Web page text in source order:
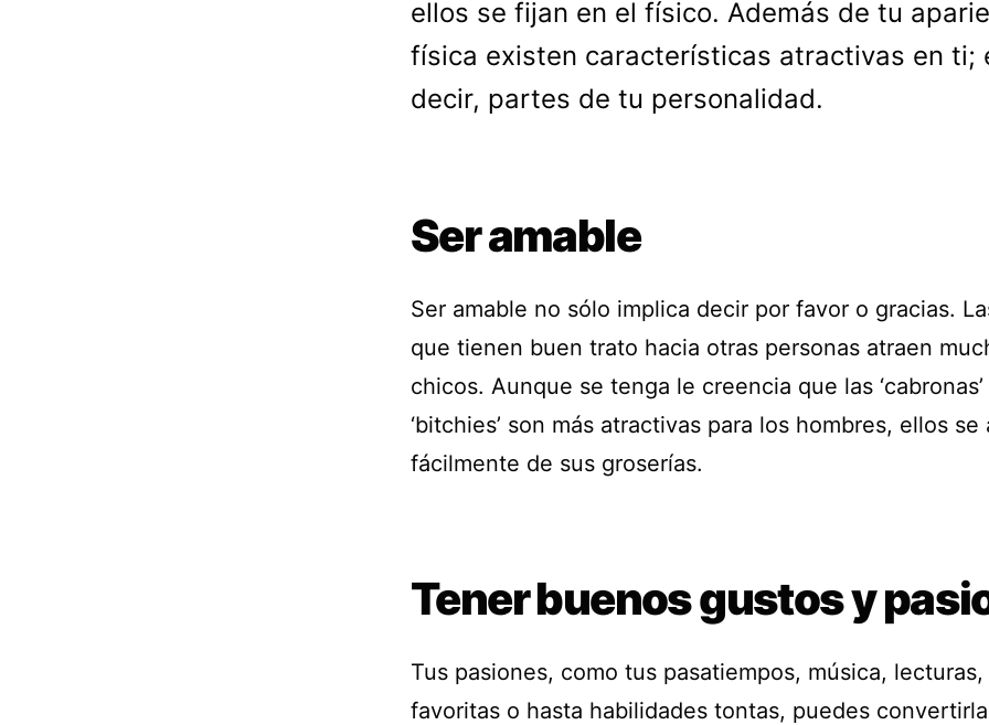
ellos se fijan en el físico. Además de tu
física existen características atractivas en ti;
decir, partes de tu personalidad.
Ser amable
Ser amable no sólo implica decir por favor o gracias.
que tienen buen trato hacia otras personas atraen
chicos. Aunque se tenga le creencia que las ‘cabronas’
‘bitchies’ son más atractivas para los hombres, ellos se
fácilmente de sus groserías.
Tener buenos gustos y
Tus pasiones, como tus pasatiempos, música,
favoritas o hasta habilidades tontas, puedes